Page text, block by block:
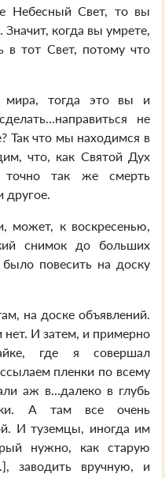
Небесный Свет, то вы
когда вы умрете,
в тот Свет, потому что
тогда это вы и
не
Так что мы находимся в
что, как Святой Дух
так же смерть
другое.
может, к воскресенью,
снимок до больших
повесить на доску
на доске объявлений.
И затем, и примерно
где я совершал
пленки по всему
аж в...далеко в глубь
А там все очень
И туземцы, иногда им
нужно, как старую
заводить вручную, и